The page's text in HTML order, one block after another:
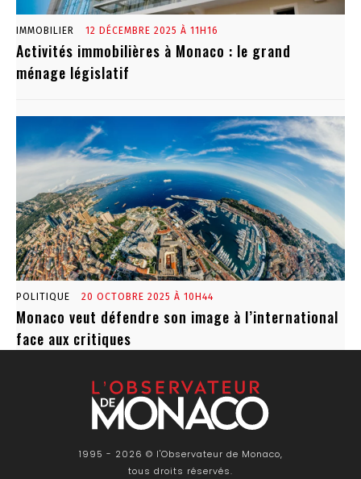
IMMOBILIER 12 DÉCEMBRE 2025 À 11H16
Activités immobilières à Monaco : le grand
ménage législatif
POLITIQUE 20 OCTOBRE 2025 À 10H44
Monaco veut défendre son image à l’international
face aux critiques
1995 - 2026 © l'Observateur de Monaco,
tous droits réservés.